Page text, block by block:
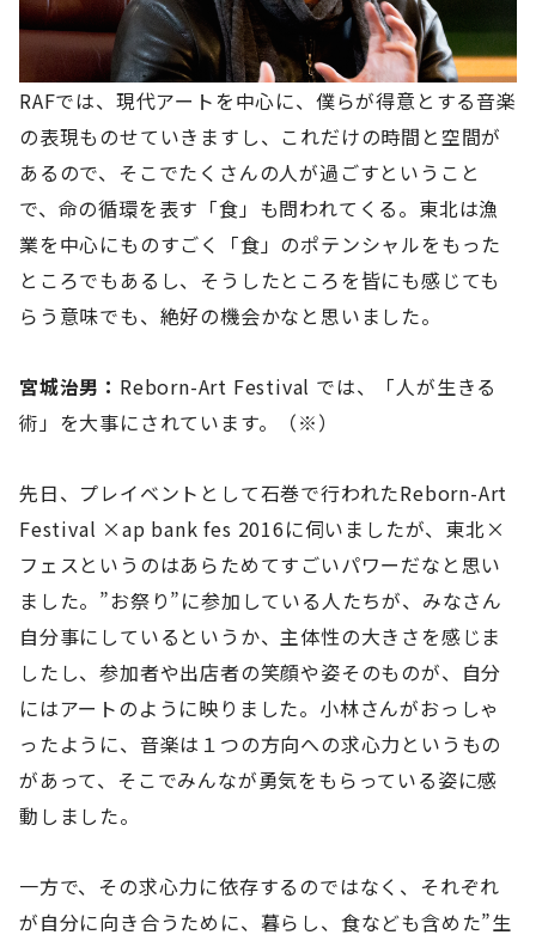
RAFでは、現代アートを中心に、僕らが得意とする音楽
の表現ものせていきますし、これだけの時間と空間が
あるので、そこでたくさんの人が過ごすということ
で、命の循環を表す「食」も問われてくる。東北は漁
業を中心にものすごく「食」のポテンシャルをもった
ところでもあるし、そうしたところを皆にも感じても
らう意味でも、絶好の機会かなと思いました。
宮城治男： Reborn-Art Festival では、「人が生きる
術」を大事にされています。（※）
先日、プレイベントとして石巻で行われたReborn-Art
Festival ×ap bank fes 2016に伺いましたが、東北×
フェスというのはあらためてすごいパワーだなと思い
ました。”お祭り”に参加している人たちが、みなさん
自分事にしているというか、主体性の大きさを感じま
したし、参加者や出店者の笑顔や姿そのものが、自分
にはアートのように映りました。小林さんがおっしゃ
ったように、音楽は１つの方向への求心力というもの
があって、そこでみんなが勇気をもらっている姿に感
動しました。
一方で、その求心力に依存するのではなく、それぞれ
が自分に向き合うために、暮らし、食なども含めた”生